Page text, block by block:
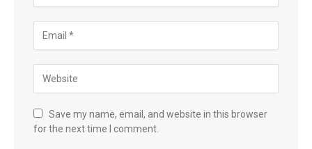
Save my name, email, and website in this browser
for the next time I comment.